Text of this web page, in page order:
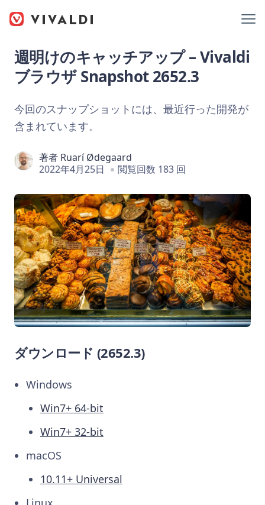
週明けのキャッチアップ – Vivaldi
ブラウザ Snapshot 2652.3
今回のスナップショットには、最近行った開発が
含まれています。
著者 Ruarí Ødegaard
2022年4月25日
閲覧回数 183 回
ダウンロード (2652.3)
Windows
Win7+ 64-bit
Win7+ 32-bit
macOS
10.11+ Universal